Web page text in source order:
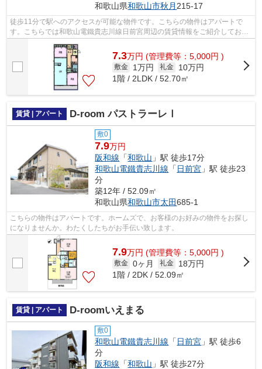
和歌山県和歌山市秋月 215-17
徒歩11分で駅へのアクセスが可能な物件です。こちらの物件はアパートで
す。こちらでは和歌山電鐵貴志川線日前宮周辺の賃貸情報をご紹介しており
7.3万円 (管理費等：5,000円 )
敷金 1万円 礼金
10万円
1階 / 2LDK / 52.70㎡
賃貸 | アパート D-room パストラーレⅠ
敷0
7.9万円
阪和線 「和歌山 」駅 徒歩17分
和歌山電鐵貴志川線 「 日前宮 」駅 徒歩23
分
築12年 / 52.09㎡
和歌山県和歌山市太田685-1
こちらの物件はアパートです。ホームズで、お客様のお好みの物件をお探し
になりませんか。わたくしたちがお手伝い致します。
7.9万円 (管理費等：5,000円 )
敷金 0ヶ月 礼金
18万円
1階 / 2DK / 52.09㎡
賃貸 | アパート D-roomいえまる
敷0
和歌山電鐵貴志川線 「 日前宮 」駅 徒歩6
分
阪和線 「和歌山 」駅 徒歩27分